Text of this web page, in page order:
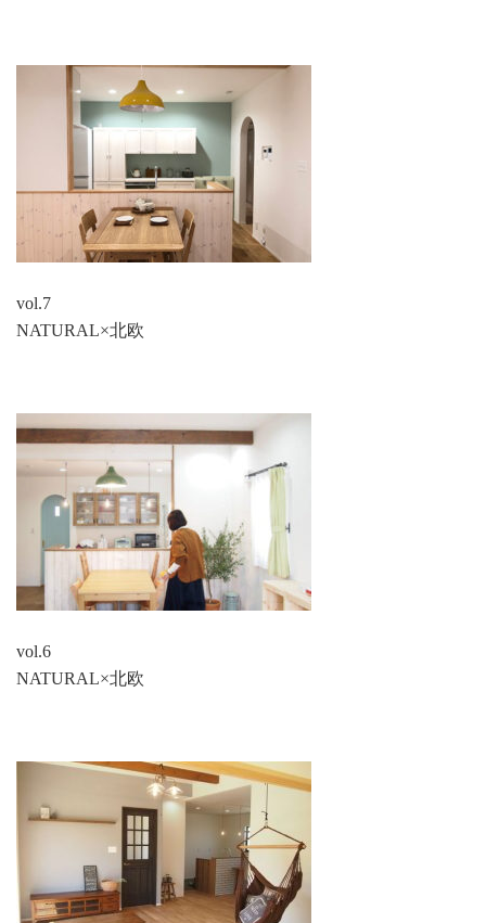
vol.7
NATURAL×北欧
vol.6
NATURAL×北欧